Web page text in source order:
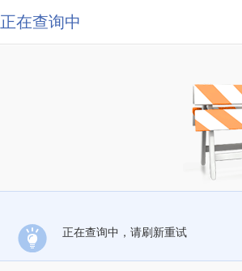
正在查询中
正在查询中，请刷新重试